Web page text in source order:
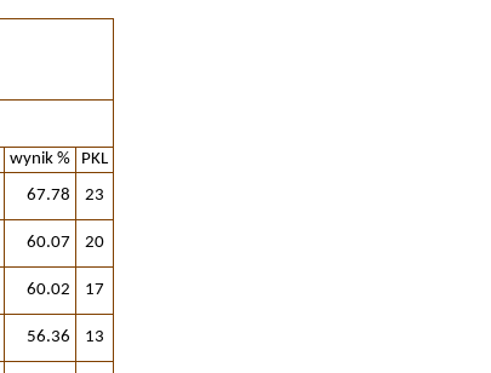
wynik %
PKL
67.78 23
60.07 20
60.02 17
56.36 13